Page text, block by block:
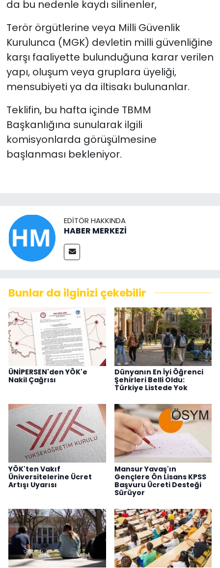
da bu nedenle kaydı silinenler,
Terör örgütlerine veya Milli Güvenlik
Kurulunca (MGK) devletin milli güvenliğine
karşı faaliyette bulunduğuna karar verilen
yapı, oluşum veya gruplara üyeliği,
mensubiyeti ya da iltisakı bulunanlar.
Teklifin, bu hafta içinde TBMM
Başkanlığına sunularak ilgili
komisyonlarda görüşülmesine
başlanması bekleniyor.
EDITÖR HAKKINDA
HABER MERKEZİ
Bunlar da ilginizi çekebilir
ÜNİPERSEN'den YÖK'e
Nakil Çağrısı
Dünyanın En İyi Öğrenci
Şehirleri Belli Oldu:
Türkiye Listede Yok
YÖK'ten Vakıf
Üniversitelerine Ücret
Artışı Uyarısı
Mansur Yavaş'ın
Gençlere Ön Lisans KPSS
Başvuru Ücreti Desteği
Sürüyor